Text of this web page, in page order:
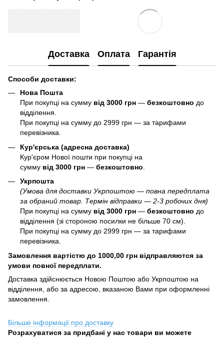
Доставка Оплата Гарантія
Способи доставки:
Нова Пошта
При покупці на сумму від 3000 грн — безкоштовно до
відділення.
При покупці на сумму до 2999 грн — за тарифами
перевізника.
Кур'єрська (адресна доставка)
Кур'єром Нової пошти при покупці на
сумму від 3000 грн — безкоштовно
Укрпошта
(Умова для доставки Укрпоштою — повна передплата
за обраний товар. Термін відправки — 2-3 робочих дня)
При покупці на сумму від 3000 грн — безкоштовно до
відділення (зі стороною посилки не більше 70 см).
При покупці на сумму до 2999 грн — за тарифами
перевізника.
Замовлення вартістю до 1000,00 грн відправляются за
умови повної передплати.
Доставка здійснюється Новою Поштою або Укрпоштою на
відділення, або за адресою, вказаною Вами при оформленні
замовлення.
Більше інформації про доставку
Розрахуватися за придбані у нас товари ви можете